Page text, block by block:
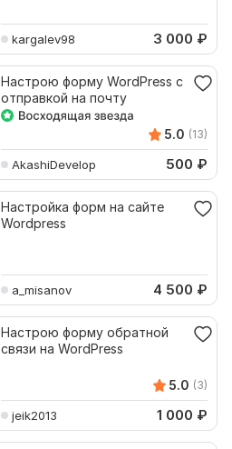
kargalev98 3 000 ₽
Настрою форму WordPress с
отправкой на почту
5.0 (13)
AkashiDevelop 500 ₽
Настройка форм на сайте
Wordpress
a_misanov 4 500 ₽
Настрою форму обратной
связи на WordPress
5.0 (3)
jeik2013 1 000 ₽